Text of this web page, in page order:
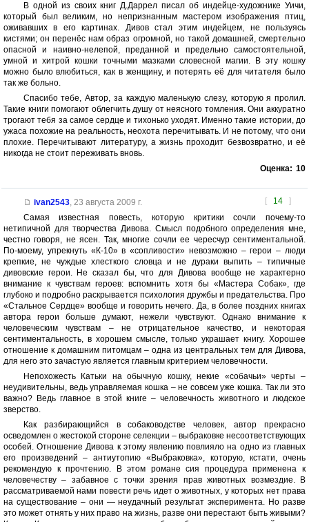
В одной из своих книг Д.Даррел писал об индейце-художнике Уичи,
который был великим, но непризнанным мастером изображения птиц,
оживавших в его картинах. Дивов стал этим индейцем, не пользуясь
кистями; он перенёс нам образ огромной, но такой домашней, смертельно
опасной и наивно-нелепой, преданной и предельно самостоятельной,
умной и хитрой кошки точными мазками словесной магии. В эту кошку
можно было влюбиться, как в женщину, и потерять её для читателя было
так же больно.
Спасибо тебе, Автор, за каждую маленькую слезу, которую я пролил.
Такие книги помогают облегчить душу от неясного томления. Они аккуратно
трогают тебя за самое сердце и тихонько уходят. Именно такие истории, до
ужаса похожие на реальность, неохота перечитывать. И не потому, что они
плохие. Перечитывают литературу, а жизнь проходит безвозвратно, и её
никогда не стоит переживать вновь.
Оценка: 10
[ 14 ]
ivan2543, 23 августа 2009 г.
Самая известная повесть, которую критики сочли почему-то
нетипичной для творчества Дивова. Смысл подобного определения мне,
честно говоря, не ясен. Так, многие сочли ее чересчур сентиментальной.
По-моему, упрекнуть «К-10» в «сопливости» невозможно – герои – люди
крепкие, не чуждые хлесткого словца и не дураки выпить – типичные
дивовские герои. Не сказал бы, что для Дивова вообще не характерно
внимание к чувствам героев: вспомнить хотя бы «Мастера Собак», где
глубоко и подробно раскрывается психология дружбы и предательства. Про
«Стальное Сердце» вообще и говорить нечего. Да, в более поздних книгах
автора герои больше думают, нежели чувствуют. Однако внимание к
человеческим чувствам – не отрицательное качество, и некоторая
сентиментальность, в хорошем смысле, только украшает книгу. Хорошее
отношение к домашним питомцам – одна из центральных тем для Дивова,
для него это зачастую является главным критерием человечности.
Непохожесть Катьки на обычную кошку, некие «собачьи» черты –
неудивительны, ведь управляемая кошка – не совсем уже кошка. Так ли это
важно? Ведь главное в этой книге – человечность животного и людское
зверство.
Как разбирающийся в собаководстве человек, автор прекрасно
осведомлен о жестокой стороне селекции – выбраковке несоответствующих
особей. Отношение Дивова к этому явлению повлияло на одно из главных
его произведений – антиутопию «Выбраковка», которую, кстати, очень
рекомендую к прочтению. В этом романе сия процедура применена к
человечеству – забавное с точки зрения прав животных возмездие. В
рассматриваемой нами повести речь идет о животных, у которых нет права
на существование – они — неудачный результат эксперимента. Но разве
это может отнять у них право на жизнь, разве они перестают быть живыми?